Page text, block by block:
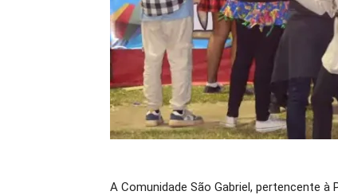
A Comunidade São Gabriel, pertencente à